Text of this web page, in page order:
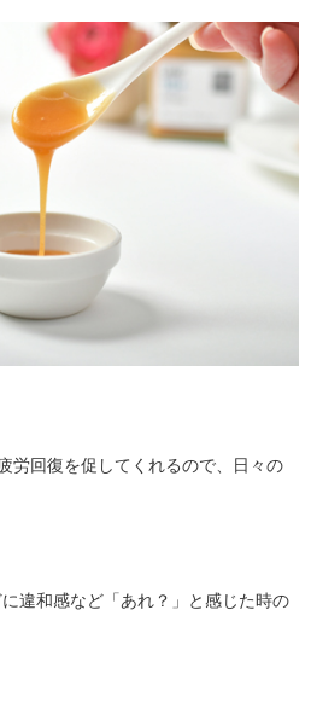
労回復を促してくれるので、日々の
違和感など「あれ？」と感じた時の